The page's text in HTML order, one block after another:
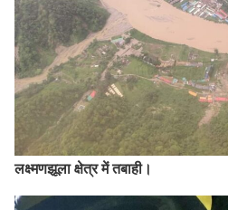
लक्ष्मणझूला क्षेत्र में तबाही।